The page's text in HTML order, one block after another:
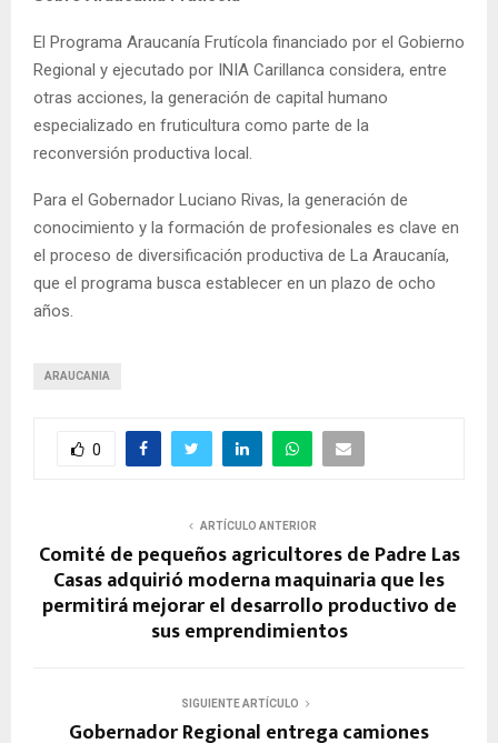
El Programa Araucanía Frutícola financiado por el Gobierno
Regional y ejecutado por INIA Carillanca considera, entre
otras acciones, la generación de capital humano
especializado en fruticultura como parte de la
reconversión productiva local.
Para el Gobernador Luciano Rivas, la generación de
conocimiento y la formación de profesionales es clave en
el proceso de diversificación productiva de La Araucanía,
que el programa busca establecer en un plazo de ocho
años.
ARAUCANIA
0
ARTÍCULO ANTERIOR
Comité de pequeños agricultores de Padre Las
Casas adquirió moderna maquinaria que les
permitirá mejorar el desarrollo productivo de
sus emprendimientos
SIGUIENTE ARTÍCULO
Gobernador Regional entrega camiones